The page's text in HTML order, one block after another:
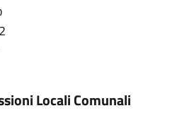
Locali Comunali